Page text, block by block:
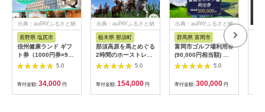
出典：auPAYふるさと納
長野県 塩尻市
信州健康ランド ギフ
ト券（1000円券×9
枚） | 信州健康ランド
サウナ 大浴場 ボディ
ケア リラクゼーショ
ン 施設 宿泊 家族連れ
長野県 塩尻市
5.0
寄付金額: 34,000 円
出典：auPAYふるさと納
栃木県 那須町
那須高原を馬とめぐる
2時間のホーストレッ
キング 外乗ペア利用
券【平日限定】チケッ
ト 利用券 ペア 体験
乗馬 初心者歓迎〔P-
100〕
5.0
寄付金額: 154,000 円
出典：auPAYふるさと納
群馬県 富岡市
富岡市ゴルフ場利用券
(90,000円相当額) ゴ
ルフ チケット 平日 土
日 祝日 プレー券 関東
群馬県 首都圏 F20E-
350
5.0
寄付金額: 300,000 円